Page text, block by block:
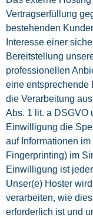
Vertragserfüllung
bestehenden
Interesse einer
Bereitstellung
professionellen
eine entsprechende
die Verarbeitung
Abs. 1 lit. a DSGVO
Einwilligung die
auf Informationen
Fingerprinting) im
Einwilligung ist
Unser(e) Hoster
verarbeiten, wie
erforderlich ist und